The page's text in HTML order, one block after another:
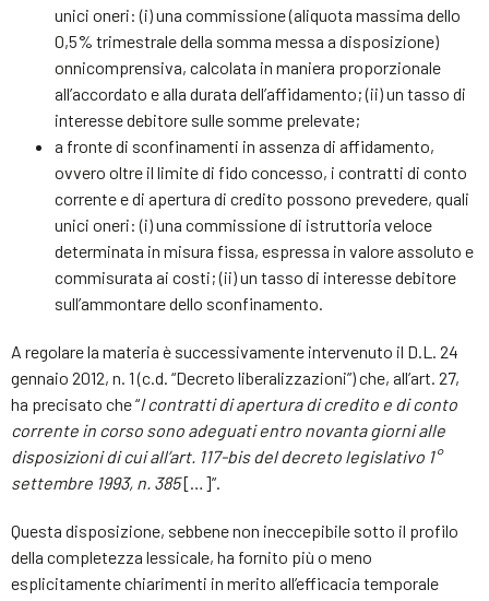
unici oneri: (i) una commissione (aliquota massima dello
0,5% trimestrale della somma messa a disposizione)
onnicomprensiva, calcolata in maniera proporzionale
all’accordato e alla durata dell’affidamento; (ii) un tasso di
interesse debitore sulle somme prelevate;
a fronte di sconfinamenti in assenza di affidamento,
ovvero oltre il limite di fido concesso, i contratti di conto
corrente e di apertura di credito possono prevedere, quali
unici oneri: (i) una commissione di istruttoria veloce
determinata in misura fissa, espressa in valore assoluto e
commisurata ai costi; (ii) un tasso di interesse debitore
sull’ammontare dello sconfinamento.
A regolare la materia è successivamente intervenuto il D.L. 24
gennaio 2012, n. 1 (c.d. “Decreto liberalizzazioni”) che, all’art. 27,
ha precisato che “I contratti di apertura di credito e di conto
corrente in corso sono adeguati entro novanta giorni alle
disposizioni di cui all’art. 117-bis del decreto legislativo 1°
settembre 1993, n. 385[…]”.
Questa disposizione, sebbene non ineccepibile sotto il profilo
della completezza lessicale, ha fornito più o meno
esplicitamente chiarimenti in merito all’efficacia temporale